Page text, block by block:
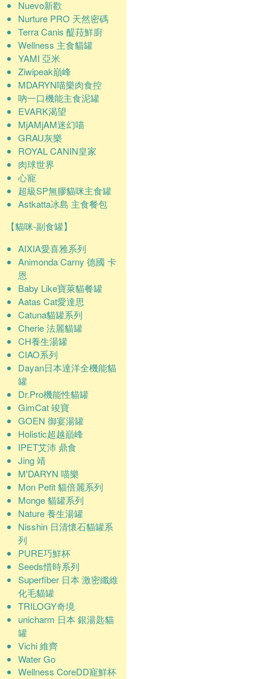
Nuevo新歡
Nurture PRO 天然密碼
Terra Canis 醍菈鮮廚
Wellness 主食貓罐
YAMI 亞米
Ziwipeak巔峰
MDARYN喵樂肉食控
吶一口機能主食泥罐
EVARK渴望
MjAMjAM迷幻喵
GRAU灰樂
ROYAL CANIN皇家
肉球世界
心寵
超級SP無膠貓咪主食罐
Astkatta冰島 主食餐包
【貓咪-副食罐】
AIXIA愛喜雅系列
Animonda Carny 德國 卡
恩
Baby Like寶萊貓餐罐
Aatas Cat愛達思
Catuna貓罐系列
Cherie 法麗貓罐
CH養生湯罐
CIAO系列
Dayan日本達洋全機能貓
罐
Dr.Pro機能性貓罐
GimCat 竣寶
GOEN 御宴湯罐
Holistic超越巔峰
IPET艾沛 鼎食
Jing 靖
M'DARYN 喵樂
Mon Petit 貓倍麗系列
Monge 貓罐系列
Nature 養生湯罐
Nisshin 日清懷石貓罐系
列
PURE巧鮮杯
Seeds惜時系列
Superfiber 日本 激密纖維
化毛貓罐
TRILOGY奇境
unicharm 日本 銀湯匙貓
罐
Vichi 維齊
Water Go
Wellness CoreDD寵鮮杯